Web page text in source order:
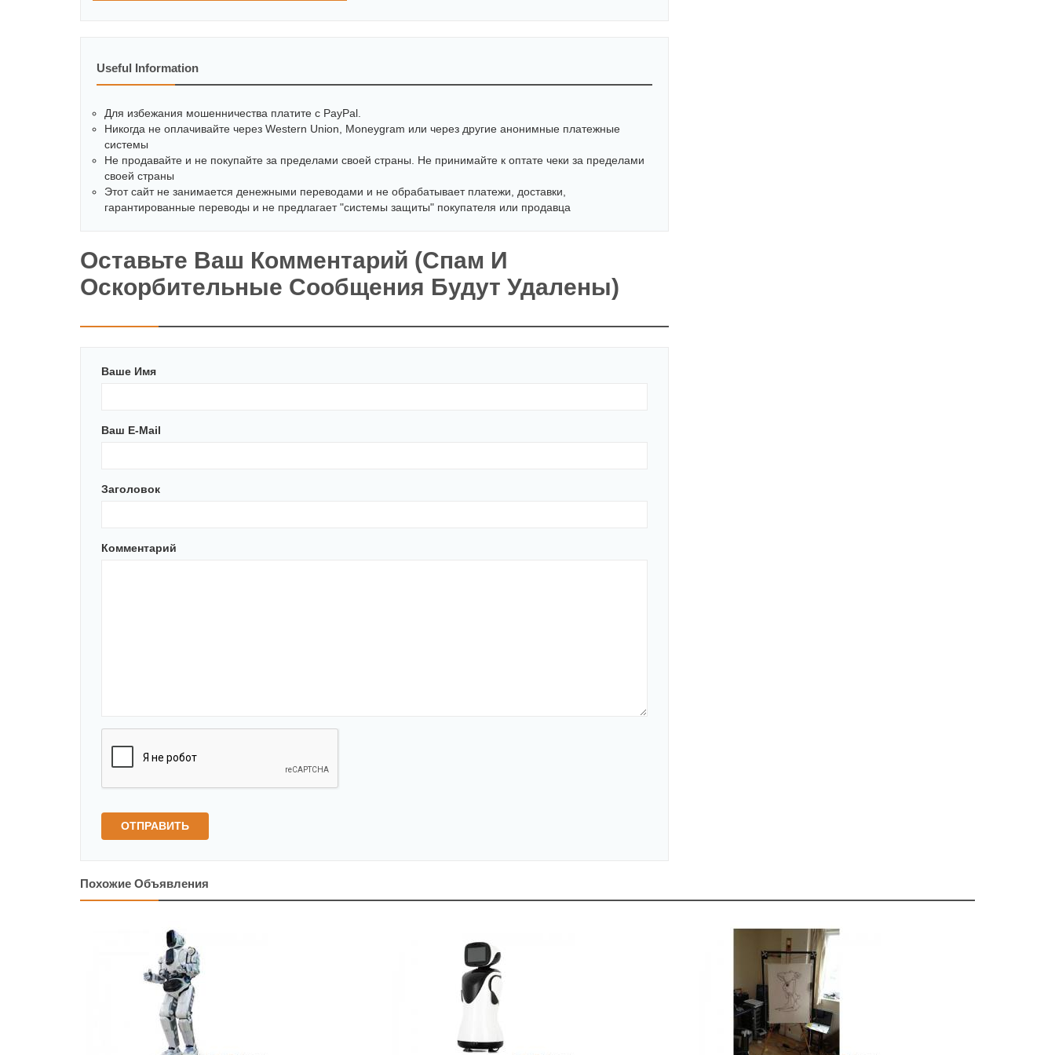
Useful Information
Для избежания мошенничества платите с PayPal.
Никогда не оплачивайте через Western Union, Moneygram или через другие анонимные платежные
системы
Не продавайте и не покупайте за пределами своей страны. Не принимайте к оптате чеки за пределами
своей страны
Этот сайт не занимается денежными переводами и не обрабатывает платежи, доставки,
гарантированные переводы и не предлагает "системы защиты" покупателя или продавца
Оставьте Ваш Комментарий (спам И
Оскорбительные Сообщения Будут Удалены)
Ваше Имя
Ваш E-Mail
Заголовок
Комментарий
ОТПРАВИТЬ
Похожие Объявления